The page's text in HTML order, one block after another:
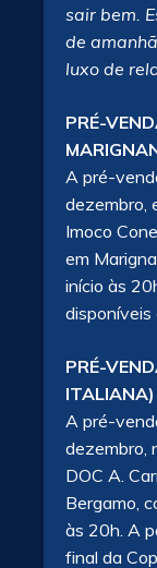
sair bem.
de
luxo de
PRÉ-
A pré-
dezembro,
Imoco
em
início às
disponíveis
PRÉ-
ITALIANA)
A pré-
dezembro,
DOC A.
Bergamo,
às 20h. A
final da